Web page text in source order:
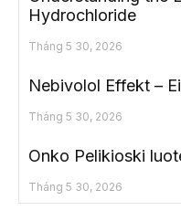
Hydrochloride
Tháng 5 30, 2026
Nebivolol Effekt –
Tháng 5 30, 2026
Onko Pelikioski
Tháng 5 30, 2026